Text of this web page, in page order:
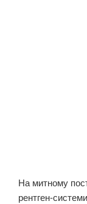
На митному
рентген-